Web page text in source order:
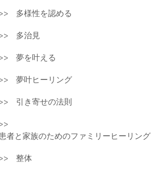
多様性を認める
多治見
夢を叶える
夢叶ヒーリング
引き寄せの法則
者と家族のためのファミリーヒーリング
整体